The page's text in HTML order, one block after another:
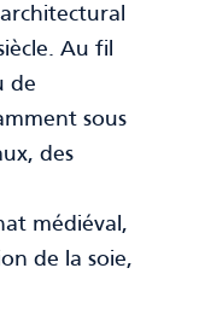
Au fil
de
sous
des
médiéval,
de la soie,